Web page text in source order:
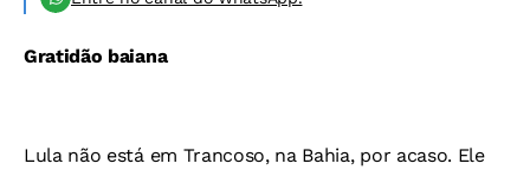
Gratidão baiana
Lula não está em Trancoso, na Bahia, por acaso. Ele